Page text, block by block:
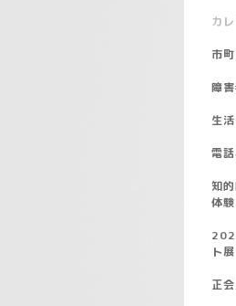
カ
市
障
生
電
知
体
ト
正